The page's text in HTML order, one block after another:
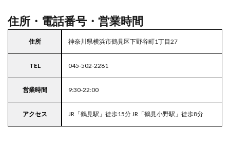
イフ
5
東京
駐車
場付
住所・電話番号・営業時間
住所 神奈川県横浜市鶴見区下野谷町1丁目27
TEL 045-502-2281
営業時間 9:30-22:00
アクセス JR「鶴見駅」徒歩15分 JR「鶴見小野駅」徒歩8分